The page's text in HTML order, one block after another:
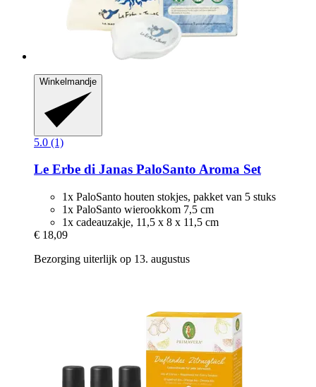
Winkelmandje
5.0 (1)
Le Erbe di Janas PaloSanto Aroma Set
1x PaloSanto houten stokjes, pakket van 5 stuks
1x PaloSanto wierookkom 7,5 cm
1x cadeauzakje, 11,5 x 8 x 11,5 cm
€ 18,09
Bezorging uiterlijk op 13. augustus